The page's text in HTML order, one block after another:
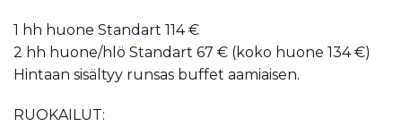
1 hh huone Standart 114 €
2 hh huone/hlö Standart 67 € (koko huone 134 €)
Hintaan sisältyy runsas buffet aamiaisen.
RUOKAILUT: